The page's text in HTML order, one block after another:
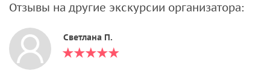
Отзывы на другие экскурсии организатора:
Светлана П.